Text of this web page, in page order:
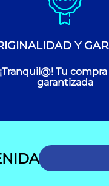
Y
¡Tranquil@! Tu
garantizada